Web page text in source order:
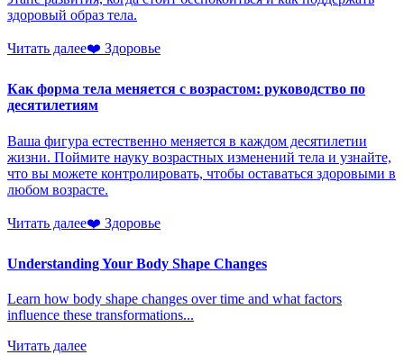
здоровый образ тела.
Читать далее❤️ Здоровье
Как форма тела меняется с возрастом: руководство по
десятилетиям
Ваша фигура естественно меняется в каждом десятилетии
жизни. Поймите науку возрастных изменений тела и узнайте,
что вы можете контролировать, чтобы оставаться здоровыми в
любом возрасте.
Читать далее❤️ Здоровье
Understanding Your Body Shape Changes
Learn how body shape changes over time and what factors
influence these transformations...
Читать далее